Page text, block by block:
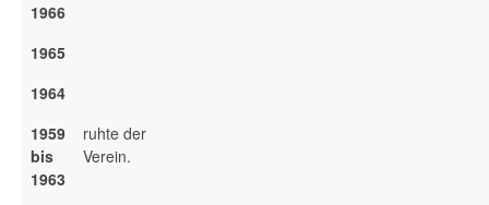
1966
1965
1964
1959
bis
1963
ruhte der
Verein.